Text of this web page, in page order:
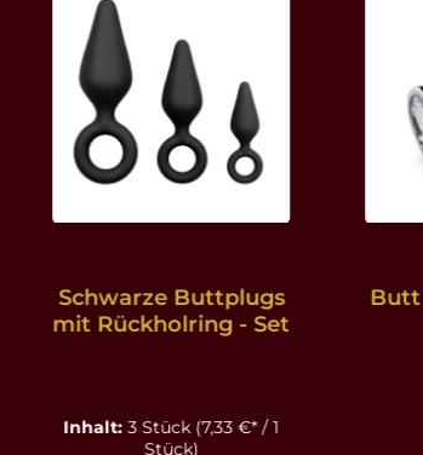
Schwarze Buttplugs
mit Rückholring - Set
Inhalt:3 Stück (7,33 €* / 1
Stück)
Butt